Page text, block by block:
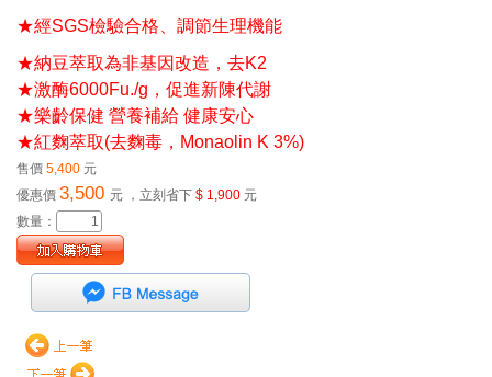
★經SGS檢驗合格、調節生理機能
★納豆萃取為非基因改造，去K2
★激酶6000Fu./g，促進新陳代謝
★樂齡保健 營養補給 健康安心
★紅麴萃取(去麴毒，Monaolin K 3%)
售價 5,400 元
優惠價 3,500 元 ，立刻省下 $ 1,900 元
數量：